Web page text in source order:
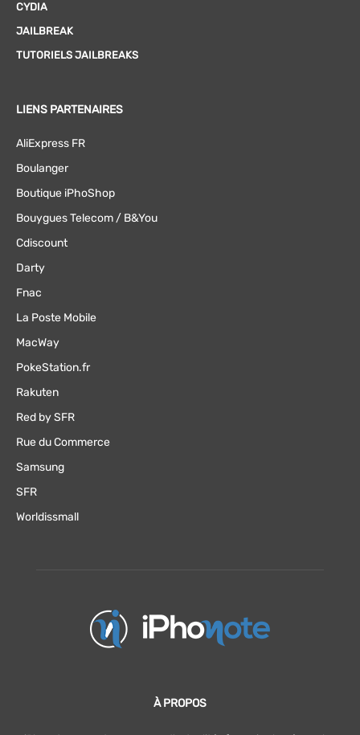
CYDIA
JAILBREAK
TUTORIELS JAILBREAKS
LIENS PARTENAIRES
AliExpress FR
Boulanger
Boutique iPhoShop
Bouygues Telecom / B&You
Cdiscount
Darty
Fnac
La Poste Mobile
MacWay
PokeStation.fr
Rakuten
Red by SFR
Rue du Commerce
Samsung
SFR
Worldissmall
À PROPOS